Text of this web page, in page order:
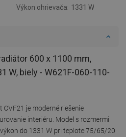
Výkon ohrievača: 1331 W
600 x 1100 mm,
W, biely - W621F-060-110-
je moderné riešenie
interiéru. Model s rozmermi
do 1331 W pri teplote 75/65/20